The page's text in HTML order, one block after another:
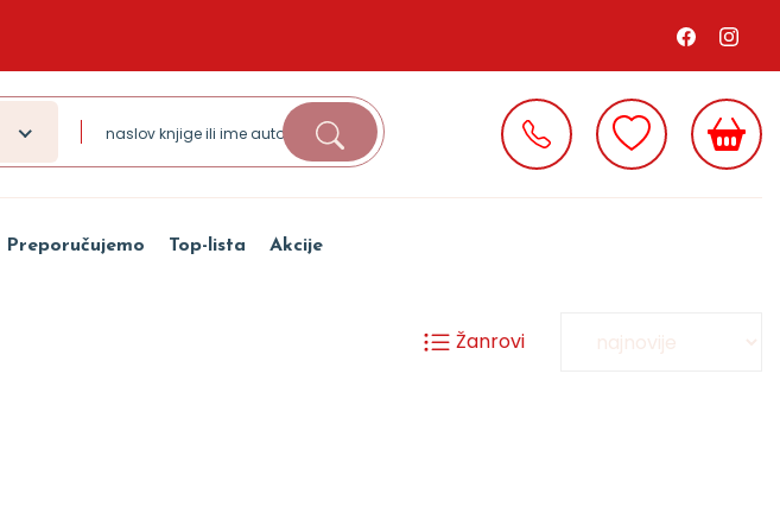
Preporučujemo Top-lista Akcije
Žanrovi